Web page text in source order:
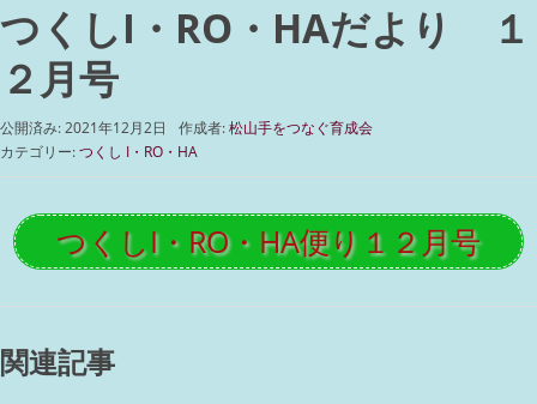
つくしI・RO・HAだより １
２月号
公開済み: 2021年12月2日 作成者:松山手をつなぐ育成会
カテゴリー:つくし I・RO・HA
つくしI・RO・HA便り１２月号
関連記事